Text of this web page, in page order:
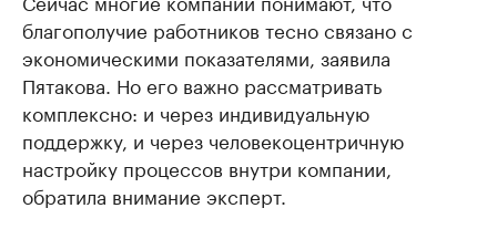
благополучие работников тесно связано с
экономическими показателями, заявила
Пятакова. Но его важно рассматривать
комплексно: и через индивидуальную
поддержку, и через человекоцентричную
настройку процессов внутри компании,
обратила внимание эксперт.